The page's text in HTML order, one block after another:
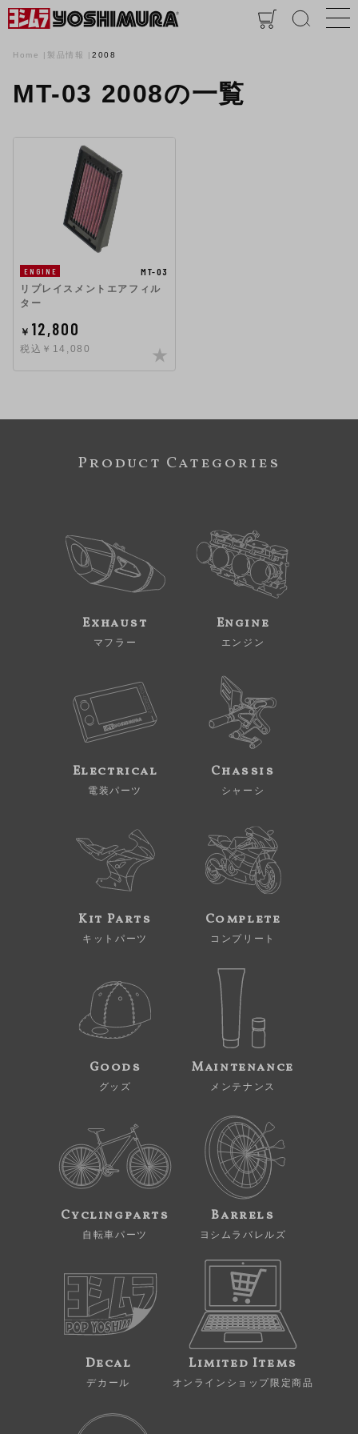
Home 製品情報 2008
MT-03 2008の一覧
ENGINE
MT-03
リプレイスメントエアフィル
ター
￥ 12,800
税込￥14,080
Product Categories
Exhaust
マフラー
Engine
エンジン
Electrical
電装パーツ
Chassis
シャーシ
Kit Parts
キットパーツ
Complete
コンプリート
Goods
グッズ
Maintenance
メンテナンス
Cyclingparts
自転車パーツ
Barrels
ヨシムラバレルズ
Decal
デカール
Limited Items
オンラインショップ限定商品